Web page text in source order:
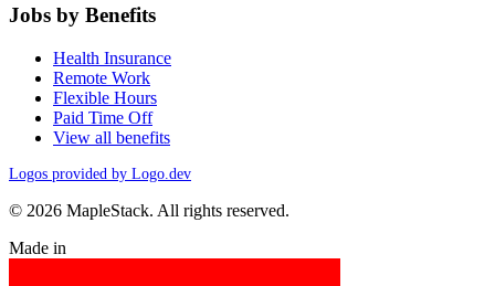
Jobs by Benefits
Health Insurance
Remote Work
Flexible Hours
Paid Time Off
View all benefits
Logos provided by Logo.dev
© 2026 MapleStack. All rights reserved.
Made in